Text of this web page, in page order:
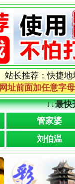
站长推荐：快捷地
网址前面加任意字
↓↓最快
管家婆
刘伯温